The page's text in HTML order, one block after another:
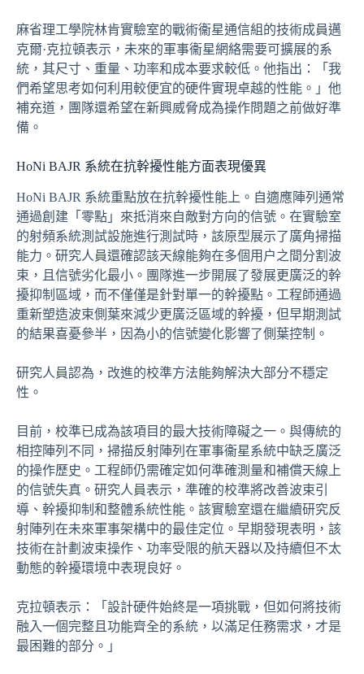
麻省理工學院林肯實驗室的戰術衞星通信組的技術成員邁
克爾·克拉頓表示，未來的軍事衞星網絡需要可擴展的系
統，其尺寸、重量、功率和成本要求較低。他指出：「我
們希望思考如何利用較便宜的硬件實現卓越的性能。」他
補充道，團隊還希望在新興威脅成為操作問題之前做好準
備。
HoNi BAJR 系統在抗幹擾性能方面表現優異
HoNi BAJR 系統重點放在抗幹擾性能上。自適應陣列通常
通過創建「零點」來抵消來自敵對方向的信號。在實驗室
的射頻系統測試設施進行測試時，該原型展示了廣角掃描
能力。研究人員還確認該天線能夠在多個用户之間分割波
束，且信號劣化最小。團隊進一步開展了發展更廣泛的幹
擾抑制區域，而不僅僅是針對單一的幹擾點。工程師通過
重新塑造波束側葉來減少更廣泛區域的幹擾，但早期測試
的結果喜憂參半，因為小的信號變化影響了側葉控制。
研究人員認為，改進的校準方法能夠解決大部分不穩定
性。
目前，校準已成為該項目的最大技術障礙之一。與傳統的
相控陣列不同，掃描反射陣列在軍事衞星系統中缺乏廣泛
的操作歷史。工程師仍需確定如何準確測量和補償天線上
的信號失真。研究人員表示，準確的校準將改善波束引
導、幹擾抑制和整體系統性能。該實驗室還在繼續研究反
射陣列在未來軍事架構中的最佳定位。早期發現表明，該
技術在計劃波束操作、功率受限的航天器以及持續但不太
動態的幹擾環境中表現良好。
克拉頓表示：「設計硬件始終是一項挑戰，但如何將技術
融入一個完整且功能齊全的系統，以滿足任務需求，才是
最困難的部分。」